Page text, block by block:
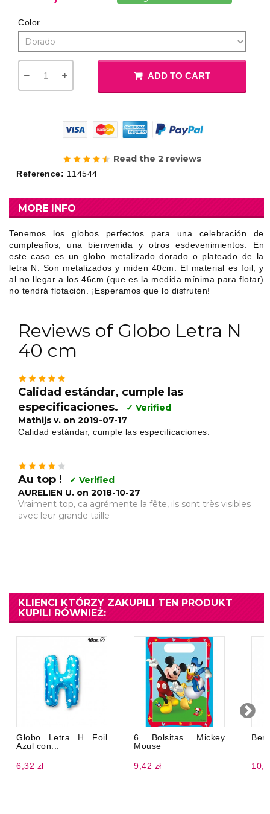
Color
ADD TO CART
Read the 2 reviews
Reference: 114544
MORE INFO
Tenemos los globos perfectos para una celebración de
cumpleaños, una bienvenida y otros esdevenimientos. En
este caso es un globo metalizado dorado o plateado de la
letra N. Son metalizados y miden 40cm. El material es foil, y
al no llegar a los 46cm (que es la medida mínima para flotar)
no tendrá flotación. ¡Esperamos que lo disfruten!
Reviews of Globo Letra N
40 cm
Calidad estándar, cumple las
especificaciones.
✓ Verified
Mathijs v. on 2019-07-17
Calidad estándar, cumple las especificaciones.
Au top !
✓ Verified
AURELIEN U. on 2018-10-27
Vraiment top, ca agrémente la fête, ils sont très visibles
avec leur grande taille
KLIENCI KTÓRZY ZAKUPILI TEN PRODUKT
KUPILI RÓWNIEŻ:
Globo Letra H Foil
Azul con...
6,32 zł
6 Bolsitas Mickey
Mouse
9,42 zł